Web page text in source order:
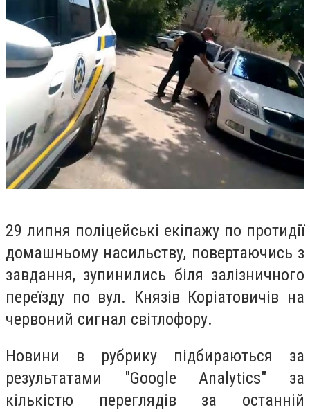
29 липня поліцейські екіпажу по протидії
домашньому насильству, повертаючись з
завдання, зупинились біля залізничного
переїзду по вул. Князів Коріатовичів на
червоний сигнал світлофору.
Новини в рубрику підбираються за
результатами "Google Analytics" за
кількістю переглядів за останній